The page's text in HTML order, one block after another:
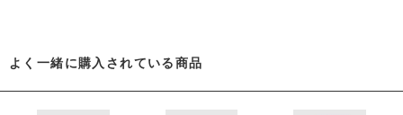
よく一緒に購入されている商品